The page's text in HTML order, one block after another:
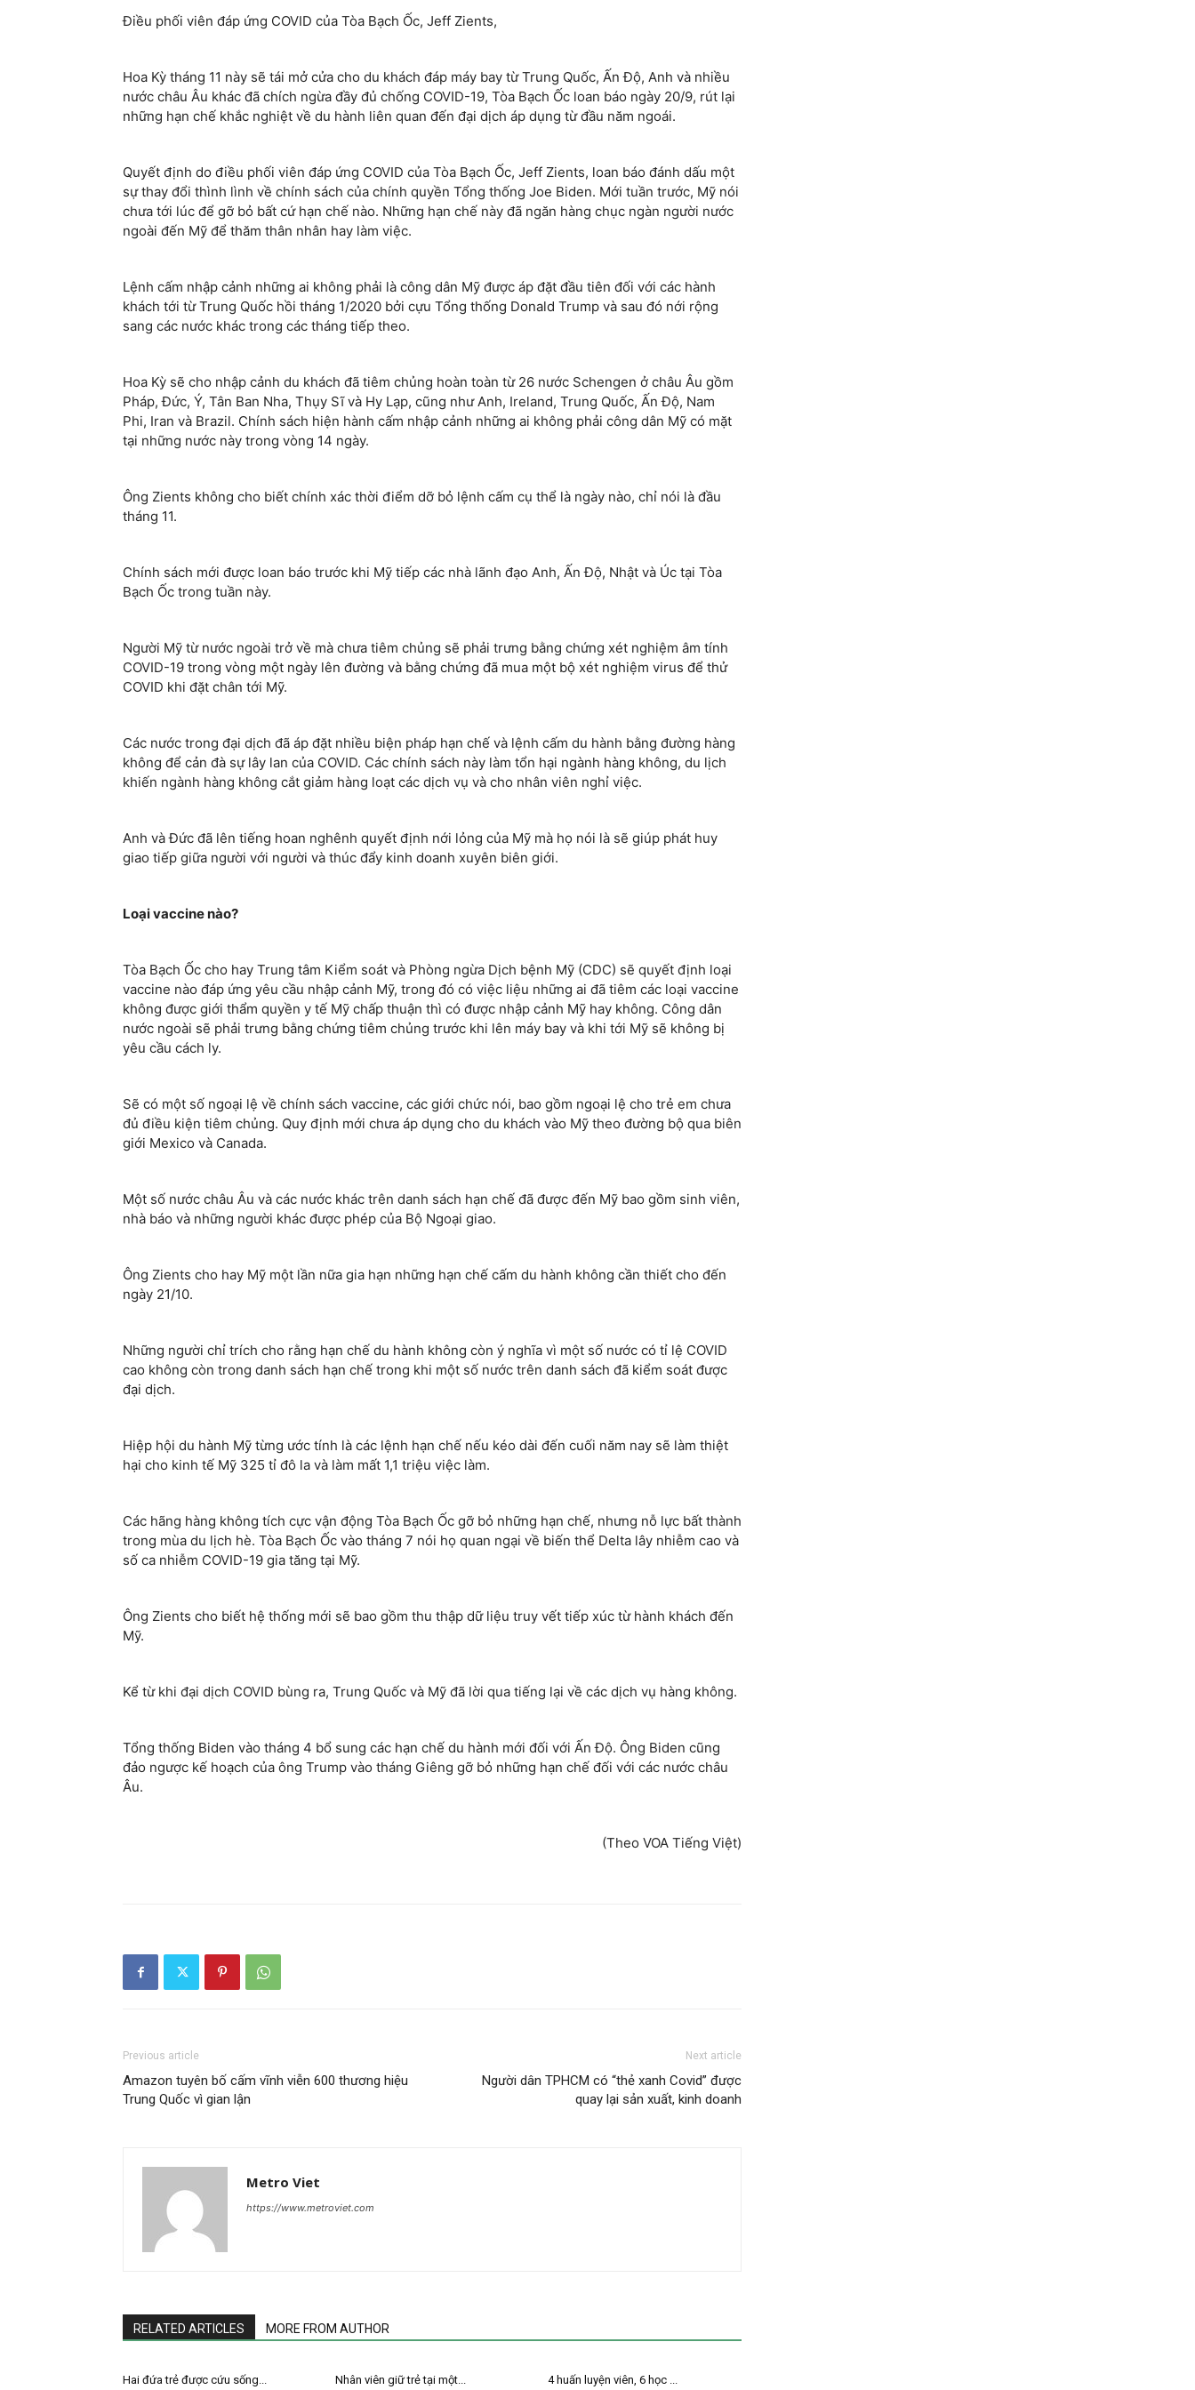
Điều phối viên đáp ứng COVID của Tòa Bạch Ốc, Jeff Zients,
Hoa Kỳ tháng 11 này sẽ tái mở cửa cho du khách đáp máy bay từ Trung Quốc, Ấn Độ, Anh và nhiều
nước châu Âu khác đã chích ngừa đầy đủ chống COVID-19, Tòa Bạch Ốc loan báo ngày 20/9, rút lại
những hạn chế khắc nghiệt về du hành liên quan đến đại dịch áp dụng từ đầu năm ngoái.
Quyết định do điều phối viên đáp ứng COVID của Tòa Bạch Ốc, Jeff Zients, loan báo đánh dấu một
sự thay đổi thình lình về chính sách của chính quyền Tổng thống Joe Biden. Mới tuần trước, Mỹ nói
chưa tới lúc để gỡ bỏ bất cứ hạn chế nào. Những hạn chế này đã ngăn hàng chục ngàn người nước
ngoài đến Mỹ để thăm thân nhân hay làm việc.
Lệnh cấm nhập cảnh những ai không phải là công dân Mỹ được áp đặt đầu tiên đối với các hành
khách tới từ Trung Quốc hồi tháng 1/2020 bởi cựu Tổng thống Donald Trump và sau đó nới rộng
sang các nước khác trong các tháng tiếp theo.
Hoa Kỳ sẽ cho nhập cảnh du khách đã tiêm chủng hoàn toàn từ 26 nước Schengen ở châu Âu gồm
Pháp, Đức, Ý, Tân Ban Nha, Thụy Sĩ và Hy Lạp, cũng như Anh, Ireland, Trung Quốc, Ấn Độ, Nam
Phi, Iran và Brazil. Chính sách hiện hành cấm nhập cảnh những ai không phải công dân Mỹ có mặt
tại những nước này trong vòng 14 ngày.
Ông Zients không cho biết chính xác thời điểm dỡ bỏ lệnh cấm cụ thể là ngày nào, chỉ nói là đầu
tháng 11.
Chính sách mới được loan báo trước khi Mỹ tiếp các nhà lãnh đạo Anh, Ấn Độ, Nhật và Úc tại Tòa
Bạch Ốc trong tuần này.
Người Mỹ từ nước ngoài trở về mà chưa tiêm chủng sẽ phải trưng bằng chứng xét nghiệm âm tính
COVID-19 trong vòng một ngày lên đường và bằng chứng đã mua một bộ xét nghiệm virus để thử
COVID khi đặt chân tới Mỹ.
Các nước trong đại dịch đã áp đặt nhiều biện pháp hạn chế và lệnh cấm du hành bằng đường hàng
không để cản đà sự lây lan của COVID. Các chính sách này làm tổn hại ngành hàng không, du lịch
khiến ngành hàng không cắt giảm hàng loạt các dịch vụ và cho nhân viên nghỉ việc.
Anh và Đức đã lên tiếng hoan nghênh quyết định nới lỏng của Mỹ mà họ nói là sẽ giúp phát huy
giao tiếp giữa người với người và thúc đẩy kinh doanh xuyên biên giới.
Loại vaccine nào?
Tòa Bạch Ốc cho hay Trung tâm Kiểm soát và Phòng ngừa Dịch bệnh Mỹ (CDC) sẽ quyết định loại
vaccine nào đáp ứng yêu cầu nhập cảnh Mỹ, trong đó có việc liệu những ai đã tiêm các loại vaccine
không được giới thẩm quyền y tế Mỹ chấp thuận thì có được nhập cảnh Mỹ hay không. Công dân
nước ngoài sẽ phải trưng bằng chứng tiêm chủng trước khi lên máy bay và khi tới Mỹ sẽ không bị
yêu cầu cách ly.
Sẽ có một số ngoại lệ về chính sách vaccine, các giới chức nói, bao gồm ngoại lệ cho trẻ em chưa
đủ điều kiện tiêm chủng. Quy định mới chưa áp dụng cho du khách vào Mỹ theo đường bộ qua biên
giới Mexico và Canada.
Một số nước châu Âu và các nước khác trên danh sách hạn chế đã được đến Mỹ bao gồm sinh viên,
nhà báo và những người khác được phép của Bộ Ngoại giao.
Ông Zients cho hay Mỹ một lần nữa gia hạn những hạn chế cấm du hành không cần thiết cho đến
ngày 21/10.
Những người chỉ trích cho rằng hạn chế du hành không còn ý nghĩa vì một số nước có tỉ lệ COVID
cao không còn trong danh sách hạn chế trong khi một số nước trên danh sách đã kiểm soát được
đại dịch.
Hiệp hội du hành Mỹ từng ước tính là các lệnh hạn chế nếu kéo dài đến cuối năm nay sẽ làm thiệt
hại cho kinh tế Mỹ 325 tỉ đô la và làm mất 1,1 triệu việc làm.
Các hãng hàng không tích cực vận động Tòa Bạch Ốc gỡ bỏ những hạn chế, nhưng nỗ lực bất thành
trong mùa du lịch hè. Tòa Bạch Ốc vào tháng 7 nói họ quan ngại về biến thể Delta lây nhiễm cao và
số ca nhiễm COVID-19 gia tăng tại Mỹ.
Ông Zients cho biết hệ thống mới sẽ bao gồm thu thập dữ liệu truy vết tiếp xúc từ hành khách đến
Mỹ.
Kể từ khi đại dịch COVID bùng ra, Trung Quốc và Mỹ đã lời qua tiếng lại về các dịch vụ hàng không.
Tổng thống Biden vào tháng 4 bổ sung các hạn chế du hành mới đối với Ấn Độ. Ông Biden cũng
đảo ngược kế hoạch của ông Trump vào tháng Giêng gỡ bỏ những hạn chế đối với các nước châu
Âu.
(Theo VOA Tiếng Việt)
Previous article
Amazon tuyên bố cấm vĩnh viễn 600 thương hiệu
Trung Quốc vì gian lận
Next article
Người dân TPHCM có “thẻ xanh Covid” được
quay lại sản xuất, kinh doanh
Metro Viet
https://www.metroviet.com
RELATED ARTICLES MORE FROM AUTHOR
Hai đứa trẻ được cứu sống... Nhân viên giữ trẻ tại một... 4 huấn luyện viên, 6 học ...